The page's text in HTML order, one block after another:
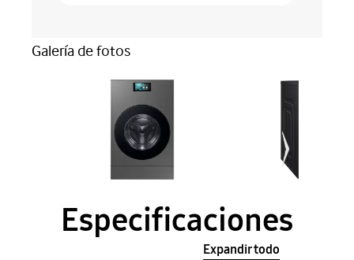
Galería de fotos
Especificaciones
Expandir todo